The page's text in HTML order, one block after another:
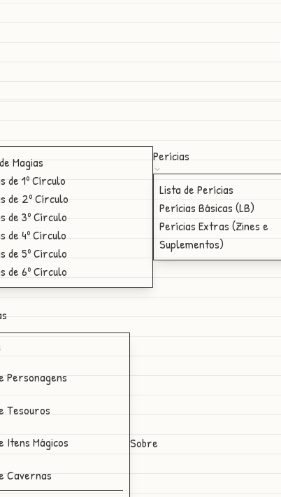
Magias
de 1º Círculo
de 2º Círculo
de 3º Círculo
de 4º Círculo
de 5º Círculo
de 6º Círculo
Perícias
Lista de Perícias
Perícias Básicas (LB)
Perícias Extras (Zines e
Suplementos)
Personagens
Tesouros
Itens Mágicos
Cavernas
Sobre